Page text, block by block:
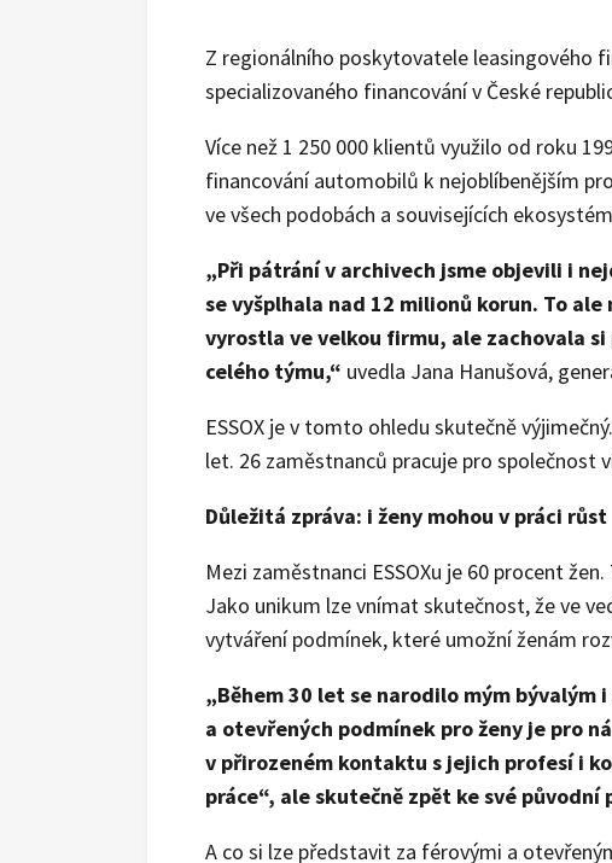
Z regionálního poskytovatele leasingového
specializovaného financování v České
Více než 1 250 000 klientů využilo od roku
financování automobilů k nejoblíbenějším
ve všech podobách a souvisejících
„Při pátrání v archivech jsme objevili i
se vyšplhala nad 12 milionů korun. To
vyrostla ve velkou firmu, ale zachovala
celého týmu,“ uvedla Jana Hanušová,
ESSOX je v tomto ohledu skutečně
let. 26 zaměstnanců pracuje pro společnost
Důležitá zpráva: i ženy mohou v práci růst
Mezi zaměstnanci ESSOXu je 60 procent
Jako unikum lze vnímat skutečnost, že ve
vytváření podmínek, které umožní ženám
„Během 30 let se narodilo mým bývalým
a otevřených podmínek pro ženy je pro
v přirozeném kontaktu s jejich profesí i
práce“, ale skutečně zpět ke své původní
A co si lze představit za férovými a